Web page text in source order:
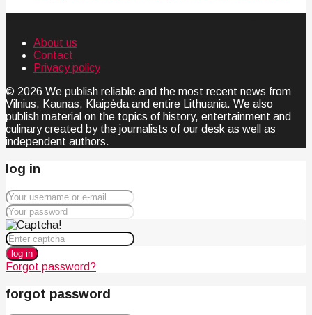
About us
Contact
Privacy policy
© 2026 We publish reliable and the most recent news from
Vilnius, Kaunas, Klaipėda and entire Lithuania. We also
publish material on the topics of history, entertainment and
culinary created by the journalists of our desk as well as
independent authors.
log in
log in
Forgot password?
forgot password